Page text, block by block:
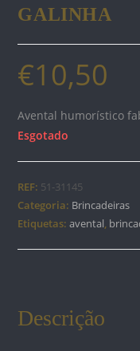
GALINHA
€10,50
Avental humorístico
Esgotado
REF: 51-31145
Categoria: Brincadeiras
Etiquetas:avental,
Descrição